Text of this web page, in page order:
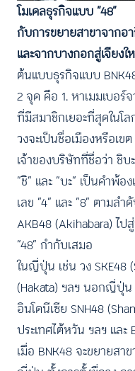
โมเดลธุรกิจแบบ “48”
กับการขยายสาขาจากอ
และจากบางกอกสู่เจียงใ
ต้นแบบธุรกิจแบบ
2 จุด คือ 1. หาเมมเบอร์
ที่มีสมาชิกเยอะที่สุดในโ
วงจะเป็นชื่อเมืองหรือเข
เจ้าของบริษัทที่ชื่อว่า ชิบ
“ชิ” และ “บะ” เป็นคำพ้
เลข “4” และ “8” ตามล
AKB48 (Akihabara) ไ
“48” กำกับเสมอ
ในญี่ปุ่น เช่น วง SKE48
(Hakata) ฯลฯ นอกญี่ปุ่น
อินโดนีเซีย SNH48
ประเทศไต้หวัน ฯลฯ และ
เมื่อ BNK48 จะขยายส